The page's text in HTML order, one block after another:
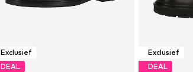
Exclusief
DEAL
Exclusief
DEAL